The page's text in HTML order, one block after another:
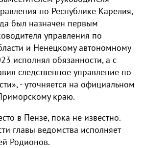
по Республике Карелия,
был назначен первым
управления по
и Ненецкому автономному
исполнял обязанности, а с
следственное управление по
- уточняется на официальном
краю.
в Пензе, пока не известно.
главы ведомства исполняет
Родионов.